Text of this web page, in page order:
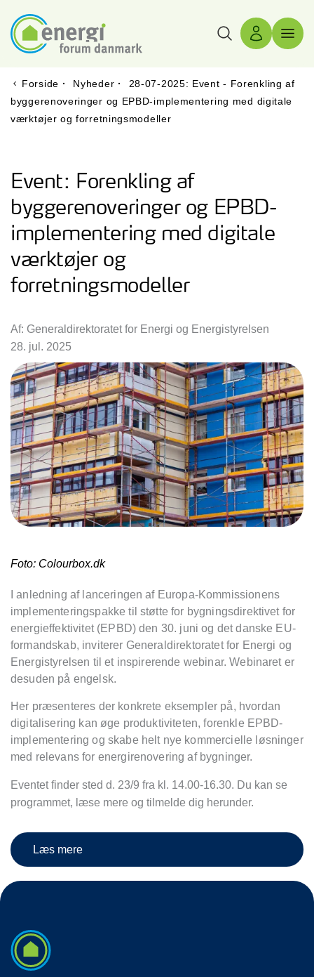
Søg Log ind
Forside · Nyheder ·
28-07-2025: Event - Forenkling af
byggerenoveringer og EPBD-implementering med digitale
værktøjer og forretningsmodeller
Event: Forenkling af
byggerenoveringer og EPBD-
implementering med digitale
værktøjer og
forretningsmodeller
Af: Generaldirektoratet for Energi og Energistyrelsen
28. jul. 2025
Foto: Colourbox.dk
I anledning af lanceringen af Europa-Kommissionens
implementeringspakke til støtte for bygningsdirektivet for
energieffektivitet (EPBD) den 30. juni og det danske EU-
formandskab, inviterer Generaldirektoratet for Energi og
Energistyrelsen til et inspirerende webinar. Webinaret er
desuden på engelsk.
Her præsenteres der konkrete eksempler på, hvordan
digitalisering kan øge produktiviteten, forenkle EPBD-
implementering og skabe helt nye kommercielle løsninger
med relevans for energirenovering af bygninger.
Eventet finder sted d. 23/9 fra kl. 14.00-16.30. Du kan se
programmet, læse mere og tilmelde dig herunder.
Læs mere